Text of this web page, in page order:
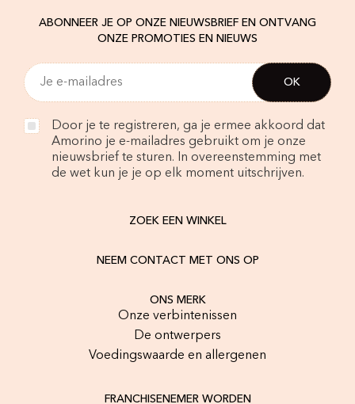
ABONNEER JE OP ONZE NIEUWSBRIEF EN ONTVANG
ONZE PROMOTIES EN NIEUWS
Door je te registreren, ga je ermee akkoord dat
Amorino je e-mailadres gebruikt om je onze
nieuwsbrief te sturen. In overeenstemming met
de wet kun je je op elk moment uitschrijven.
ZOEK EEN WINKEL
NEEM CONTACT MET ONS OP
ONS MERK
Onze verbintenissen
De ontwerpers
Voedingswaarde en allergenen
FRANCHISENEMER WORDEN